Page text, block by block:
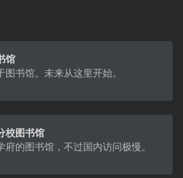
馆
书馆。未来从这里开始。
校图书馆
的图书馆，不过国内访问极慢。